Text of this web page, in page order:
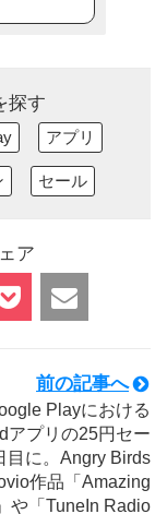
探す
アプリ
セール
ア
前の記事へ
Playにおける
アプリの25円セー
目に。Angry Birds
作品「Amazing
や「TuneIn Radio